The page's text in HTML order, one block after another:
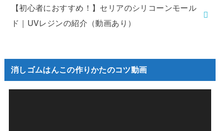
【初心者におすすめ！】セリアのシリコーンモール
ド｜UVレジンの紹介（動画あり）
消しゴムはんこの作りかたのコツ動画